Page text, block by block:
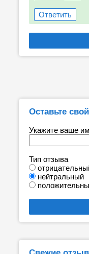
Ответить
Оставьте
Укажите ваше
Тип отзыва
нейтральный